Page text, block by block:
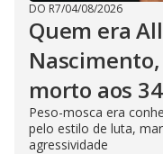
DO R7/04/08/2026
Quem era
morto aos
Peso-mosca era
pelo estilo de luta,
agressividade